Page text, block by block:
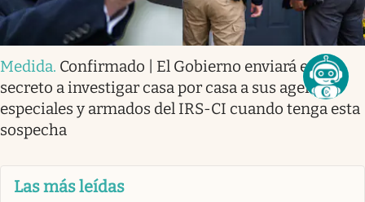
Medida. Confirmado | El Gobierno enviará en
secreto a investigar casa por casa a sus agentes
especiales y armados del IRS-CI cuando tenga esta
sospecha
Las más leídas